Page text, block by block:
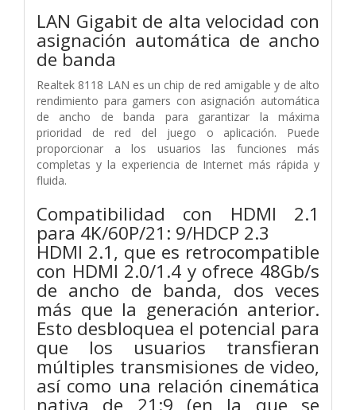
LAN Gigabit de alta velocidad con
asignación automática de ancho
de banda
Realtek 8118 LAN es un chip de red amigable y de alto
rendimiento para gamers con asignación automática
de ancho de banda para garantizar la máxima
prioridad de red del juego o aplicación. Puede
proporcionar a los usuarios las funciones más
completas y la experiencia de Internet más rápida y
fluida.
Compatibilidad con HDMI 2.1
para 4K/60P/21: 9/HDCP 2.3
HDMI 2.1, que es retrocompatible
con HDMI 2.0/1.4 y ofrece 48Gb/s
de ancho de banda, dos veces
más que la generación anterior.
Esto desbloquea el potencial para
que los usuarios transfieran
múltiples transmisiones de video,
así como una relación cinemática
nativa de 21:9 (en la que se